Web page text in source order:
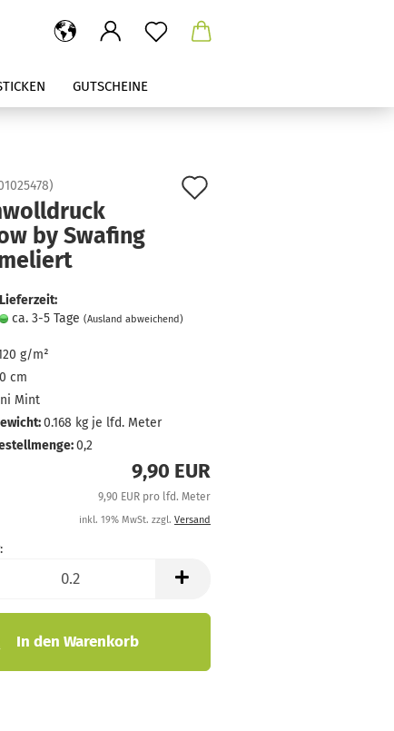
GUTSCHEINE
)
by Swafing
Lieferzeit:
ca. 3-5 Tage (Ausland abweichend)
g/m²
cm
Mint
0.168 kg je lfd. Meter
0,2
9,90 EUR
9,90 EUR pro lfd. Meter
inkl. 19% MwSt. zzgl. Versand
In den Warenkorb